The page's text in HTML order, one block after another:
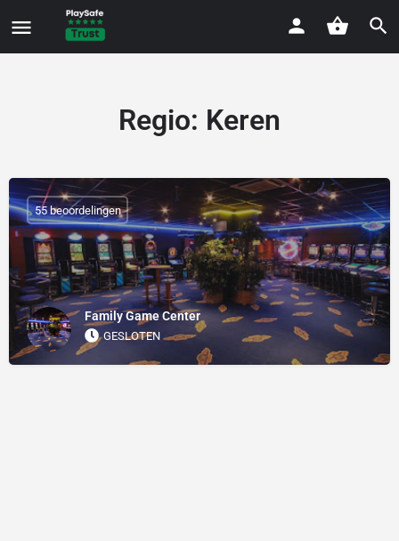
Regio: Keren
Family Game Center
GESLOTEN
55 beoordelingen